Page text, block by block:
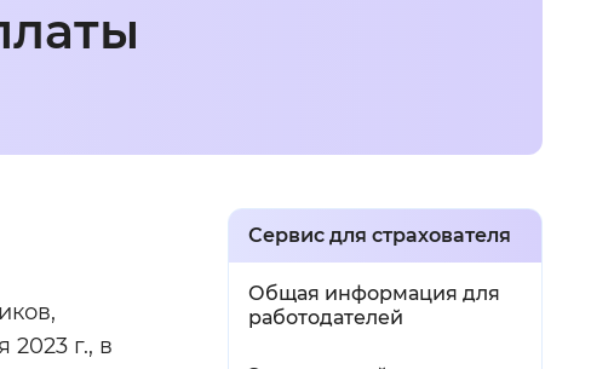
г., в
Сервис для страхователя
Общая информация для
работодателей